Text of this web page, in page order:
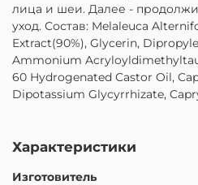
лица и шеи. Далее -
уход. Состав: Melaleuca
Extract(90%), Glycerin,
Ammonium
60 Hydrogenated Castor Oil,
Dipotassium Glycyrrhizate,
Характеристики
Изготовитель